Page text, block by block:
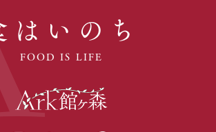
はいのち
FOOD IS LIFE